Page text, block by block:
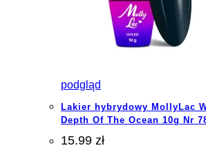
podgląd
Lakier hybrydowy MollyLac
Depth Of The Ocean 10g Nr
15.99 zł